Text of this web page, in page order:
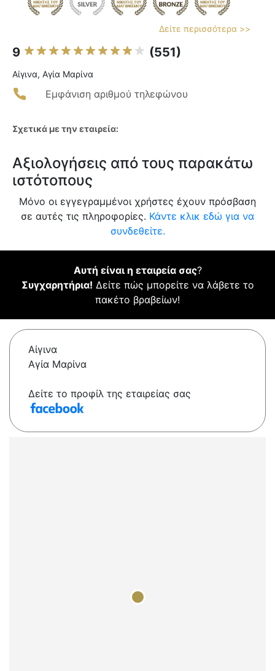
Δείτε περισσότερα >>
9 (551)
Αίγινα, Αγία Μαρίνα
Εμφάνιση αριθμού τηλεφώνου
Σχετικά με την εταιρεία:
Αξιολογήσεις από τους παρακάτω
ιστότοπους
Μόνο οι εγγεγραμμένοι χρήστες έχουν πρόσβαση
σε αυτές τις πληροφορίες. Κάντε κλικ εδώ για να
συνδεθείτε.
Αυτή είναι η εταιρεία σας?
Συγχαρητήρια! Δείτε πώς μπορείτε να λάβετε το
πακέτο βραβείων!
Αίγινα
Αγία Μαρίνα
Δείτε το προφίλ της εταιρείας σας